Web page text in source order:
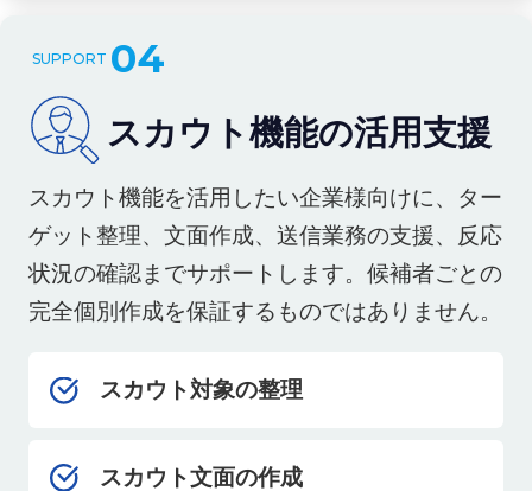
04
スカウト機能の活用支援
スカウト機能を活用したい企業様向けに、ター
ゲット整理、文面作成、送信業務の支援、反応
状況の確認までサポートします。候補者ごとの
完全個別作成を保証するものではありません。
スカウト対象の整理
スカウト文面の作成